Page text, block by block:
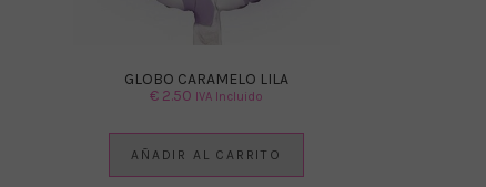
GLOBO CARAMELO LILA
€ 2.50 IVA Incluido
AÑADIR AL CARRITO